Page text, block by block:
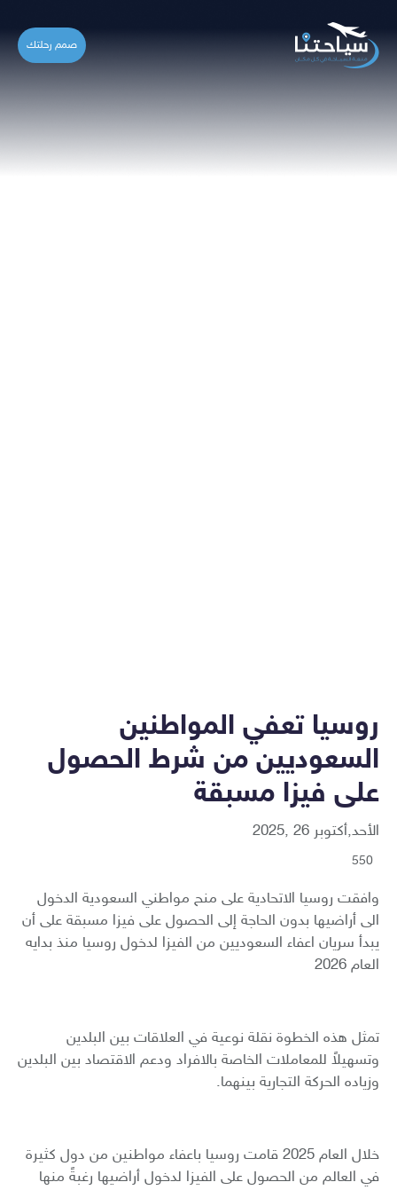
صمم رحلتك
روسيا تعفي المواطنين
السعوديين من شرط الحصول
على فيزا مسبقة
الأحد,أكتوبر 26 ,2025
550
وافقت روسيا الاتحادية على منح مواطني السعودية الدخول
الى أراضيها بدون الحاجة إلى الحصول على فيزا مسبقة على أن
يبدأ سريان اعفاء السعوديين من الفيزا لدخول روسيا منذ بدايه
العام 2026
تمثل هذه الخطوة نقلة نوعية في العلاقات بين البلدين
وتسهيلاً للمعاملات الخاصة بالافراد ودعم الاقتصاد بين البلدين
وزياده الحركة التجارية بينهما.
خلال العام 2025 قامت روسيا باعفاء مواطنين من دول كثيرة
في العالم من الحصول على الفيزا لدخول أراضيها رغبةً منها